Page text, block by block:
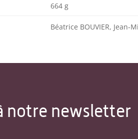
664 g
Béatrice BOUVIER, Jean-
notre newsletter